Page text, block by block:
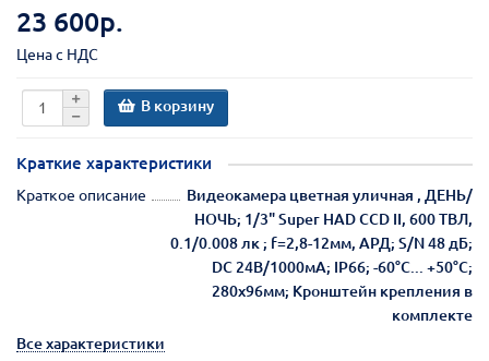
23 600р.
Цена с НДС
В корзину
Краткие характеристики
Краткое описание
Видеокамера цветная уличная , ДЕНЬ/
НОЧЬ; 1/3" Super HAD CCD II, 600 ТВЛ,
0.1/0.008 лк ; f=2,8-12мм, АРД; S/N 48 дБ;
DC 24В/1000мА; IP66; -60°C... +50°C;
280х96мм; Кронштейн крепления в
комплекте
Все характеристики